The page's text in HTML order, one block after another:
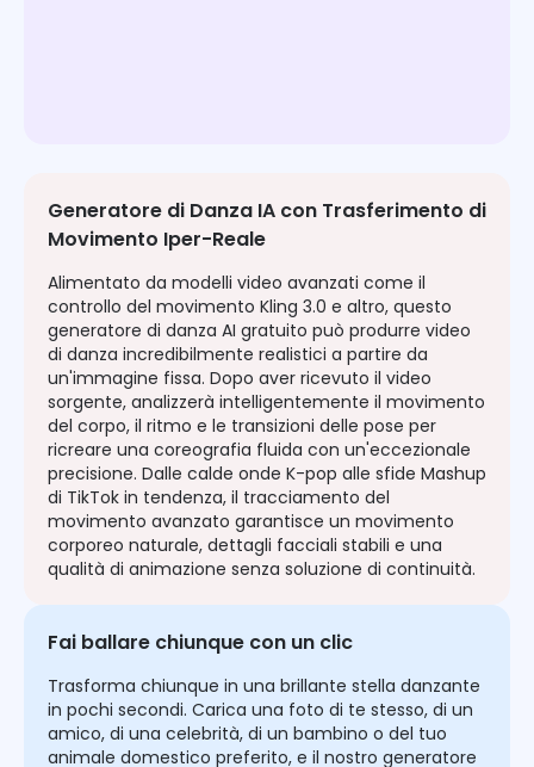
Generatore di Danza IA con Trasferimento di
Movimento Iper-Reale
Alimentato da modelli video avanzati come il
controllo del movimento Kling 3.0 e altro, questo
generatore di danza AI gratuito può produrre video
di danza incredibilmente realistici a partire da
un'immagine fissa. Dopo aver ricevuto il video
sorgente, analizzerà intelligentemente il movimento
del corpo, il ritmo e le transizioni delle pose per
ricreare una coreografia fluida con un'eccezionale
precisione. Dalle calde onde K-pop alle sfide Mashup
di TikTok in tendenza, il tracciamento del
movimento avanzato garantisce un movimento
corporeo naturale, dettagli facciali stabili e una
qualità di animazione senza soluzione di continuità.
Fai ballare chiunque con un clic
Trasforma chiunque in una brillante stella danzante
in pochi secondi. Carica una foto di te stesso, di un
amico, di una celebrità, di un bambino o del tuo
animale domestico preferito, e il nostro generatore